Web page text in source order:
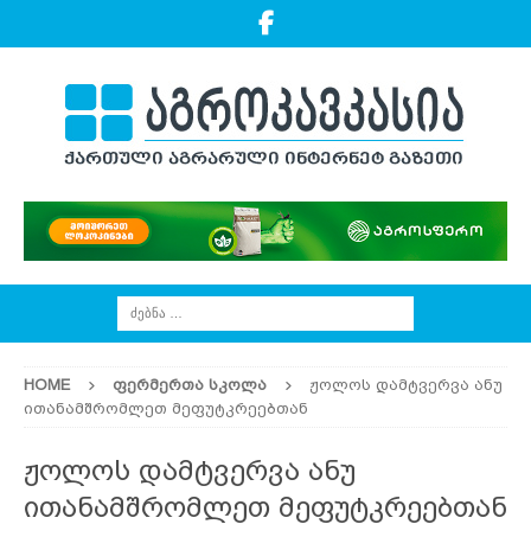
HOME ᲤᲔᲠᲛᲔᲠᲗᲐ ᲡᲙᲝᲚᲐ
ჟოლოს დამტვერვა ანუ
ითანამშრომლეთ მეფუტკრეებთან
ჟოლოს დამტვერვა ანუ
ითანამშრომლეთ მეფუტკრეებთან